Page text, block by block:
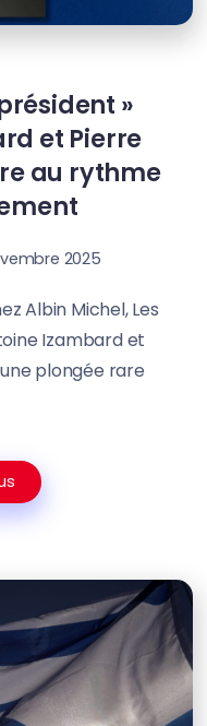
»
et Pierre
au rythme
2025
Albin Michel, Les
Izambard et
plongée rare